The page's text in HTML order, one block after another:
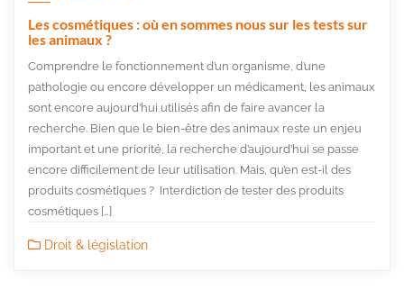
Les cosmétiques : où en sommes nous sur les tests sur
les animaux ?
Comprendre le fonctionnement d’un organisme, d’une
pathologie ou encore développer un médicament, les animaux
sont encore aujourd’hui utilisés afin de faire avancer la
recherche. Bien que le bien-être des animaux reste un enjeu
important et une priorité, la recherche d’aujourd’hui se passe
encore difficilement de leur utilisation. Mais, qu’en est-il des
produits cosmétiques ? Interdiction de tester des produits
cosmétiques […]
Droit & législation